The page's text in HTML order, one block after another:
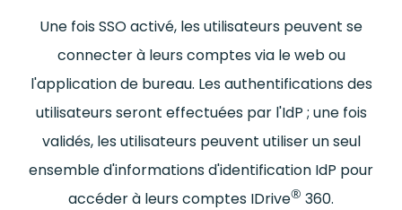
Une fois SSO activé, les utilisateurs peuvent se
connecter à leurs comptes via le web ou
l'application de bureau. Les authentifications des
utilisateurs seront effectuées par l'IdP ; une fois
validés, les utilisateurs peuvent utiliser un seul
ensemble d'informations d'identification IdP pour
accéder à leurs comptes IDrive® 360.